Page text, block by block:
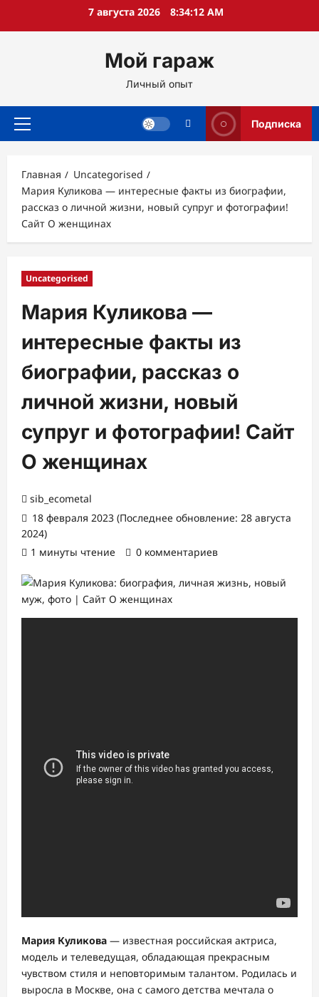
7 августа 2026 8:34:14 AM
Мой гараж
Личный опыт
Основное
Подписка
Главная
Uncategorised
Мария Куликова — интересные факты из биографии,
рассказ о личной жизни, новый супруг и фотографии!
Сайт О женщинах
Uncategorised
Мария Куликова —
интересные факты из
биографии, рассказ о
личной жизни, новый
супруг и фотографии! Сайт
О женщинах
sib_ecometal
18 февраля 2023 (Последнее обновление: 28 августа
2024)
1 минуты чтение
0 комментариев
Мария Куликова — известная российская актриса,
модель и телеведущая, обладающая прекрасным
чувством стиля и неповторимым талантом. Родилась и
выросла в Москве, она с самого детства мечтала о